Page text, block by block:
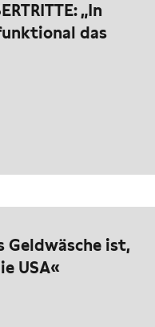
„In
das
Geldwäsche ist,
USA«